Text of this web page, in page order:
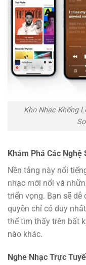
Kho Nhạc Khổng
Khám Phá Các Nghệ
Nền tảng này nổi
nhạc mới nổi và
triển vọng. Bạn sẽ
quyền chỉ có duy
thể tìm thấy trên bất
nào khác.
Nghe Nhạc Trực